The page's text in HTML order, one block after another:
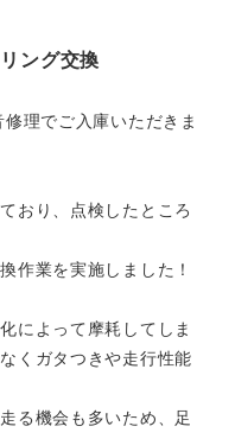
ング交換
理でご入庫いただきま
おり、点検したところ
作業を実施しました！
によって摩耗してしま
くガタつきや走行性能
る機会も多いため、足